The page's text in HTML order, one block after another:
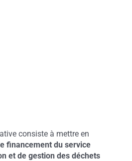
consiste à mettre en
financement du service
et de gestion des déchets